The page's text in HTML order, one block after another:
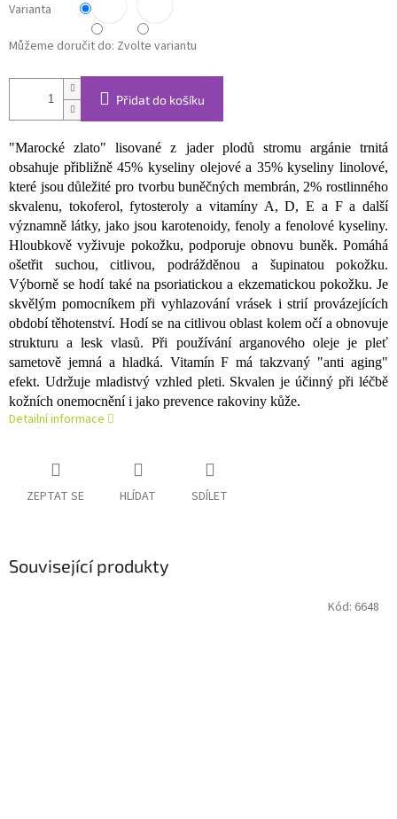
Varianta
Můžeme doručit do: Zvolte variantu
Přidat do košíku
"Marocké zlato" lisované z jader plodů stromu argánie trnitá
obsahuje přibližně 45% kyseliny olejové a 35% kyseliny linolové,
které jsou důležité pro tvorbu buněčných membrán, 2% rostlinného
skvalenu, tokoferol, fytosteroly a vitamíny A, D, E a F a další
významně látky, jako jsou karotenoidy, fenoly a fenolové kyseliny.
Hloubkově vyživuje pokožku, podporuje obnovu buněk. Pomáhá
ošetřit suchou, citlivou, podrážděnou a šupinatou pokožku.
Výborně se hodí také na psoriatickou a ekzematickou pokožku. Je
skvělým pomocníkem při vyhlazování vrásek i strií provázejících
období těhotenství. Hodí se na citlivou oblast kolem očí a obnovuje
strukturu a lesk vlasů. Při používání arganového oleje je pleť
sametově jemná a hladká. Vitamín F má takzvaný "anti aging"
efekt. Udržuje mladistvý vzhled pleti. Skvalen je účinný při léčbě
kožních onemocnění i jako prevence rakoviny kůže.
Detailní informace
ZEPTAT SE HLÍDAT SDÍLET
Související produkty
Kód: 6648